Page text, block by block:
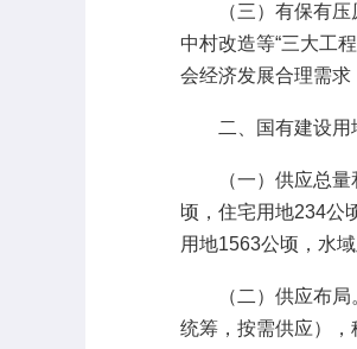
（三）有保有压原
中村改造等“三大工
会经济发展合理需求
二、国有建设用
（一）供应总量和
顷，住宅用地234公
用地1563公顷，水
（二）供应布局。
统筹，按需供应）